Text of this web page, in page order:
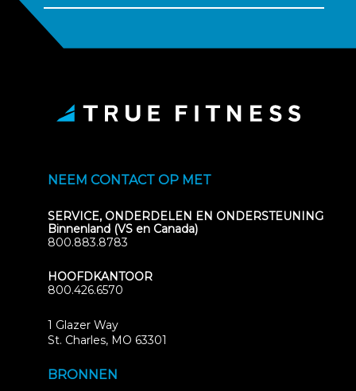
NEEM CONTACT OP MET
SERVICE, ONDERDELEN EN ONDERSTEUNING
Binnenland (VS en Canada)
800.883.8783
HOOFDKANTOOR
800.426.6570
1 Glazer Way
St. Charles, MO 63301
BRONNEN